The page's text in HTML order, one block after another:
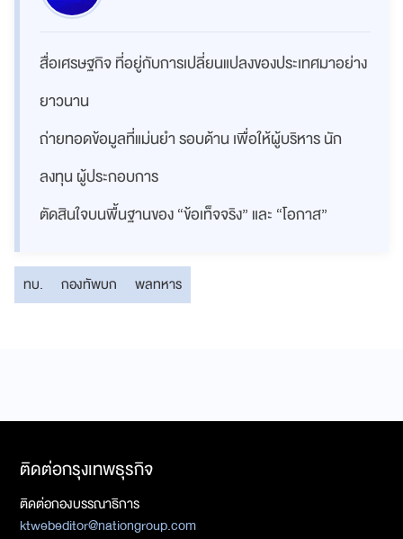
สื่อเศรษฐกิจ ที่อยู่กับการเปลี่ยนแปลงของประเทศมาอย่าง
ยาวนาน
ถ่ายทอดข้อมูลที่แม่นยำ รอบด้าน เพื่อให้ผู้บริหาร นัก
ลงทุน ผู้ประกอบการ
ตัดสินใจบนพื้นฐานของ “ข้อเท็จจริง” และ “โอกาส”
ทบ. กองทัพบก พลทหาร
ติดต่อกรุงเทพธุรกิจ
ติดต่อกองบรรณาธิการ
ktwebeditor@nationgroup.com